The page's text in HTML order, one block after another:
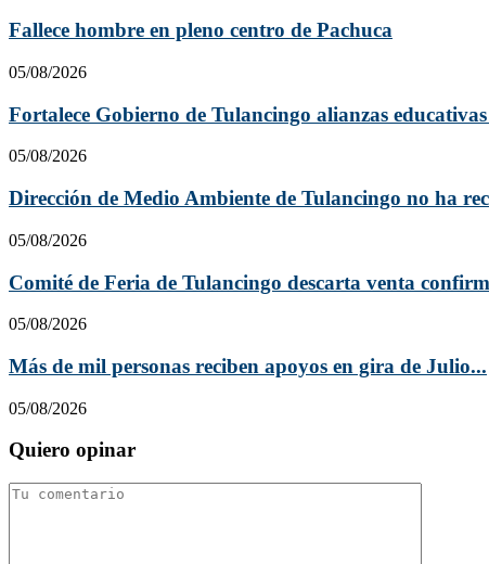
Fallece hombre en pleno centro de Pachuca
05/08/2026
Fortalece Gobierno de Tulancingo alianzas
05/08/2026
Dirección de Medio Ambiente de Tulancingo no ha
05/08/2026
Comité de Feria de Tulancingo descarta venta
05/08/2026
Más de mil personas reciben apoyos en gira de Julio...
05/08/2026
Quiero opinar